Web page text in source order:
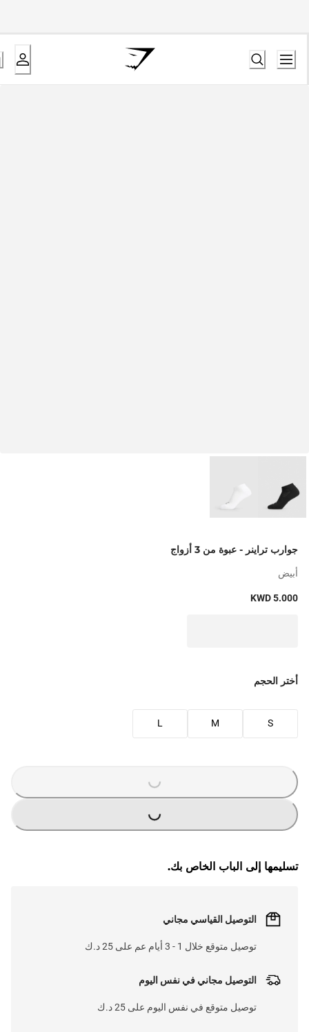
جوارب تراينر - عبوة من 3 أزواج
أبيض
KWD 5.000
أختر الحجم
S
M
L
G
.
G
.
تسليمها إلى الباب الخاص بك.
التوصيل القياسي مجاني
توصيل متوقع خلال 1 - 3 أيام عم على 25 د.ك
التوصيل مجاني في نفس اليوم
توصيل متوقع في نفس اليوم على 25 د.ك